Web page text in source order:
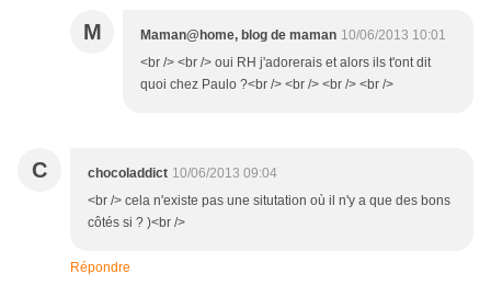
M Maman@home, blog de maman 10/06/2013 10:01
<br /> <br /> oui RH j'adorerais et alors ils t'ont dit
quoi chez Paulo ?<br /> <br /> <br /> <br />
C chocoladdict 10/06/2013 09:04
<br /> cela n'existe pas une situtation où il n'y a que des bons
côtés si ? )<br />
Répondre